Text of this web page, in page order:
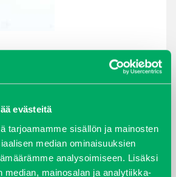
evästeitä
tarjoamamme sisällön ja mainosten
median ominaisuuksien
analysoimiseen. Lisäksi
median, mainosalan ja analytiikka-